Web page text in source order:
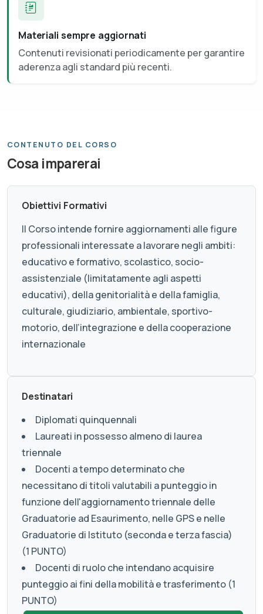
Materiali sempre aggiornati
Contenuti revisionati periodicamente per garantire
aderenza agli standard più recenti.
CONTENUTO DEL CORSO
Cosa imparerai
Obiettivi Formativi
Il Corso intende fornire aggiornamenti alle figure
professionali interessate a lavorare negli ambiti:
educativo e formativo, scolastico, socio-
assistenziale (limitatamente agli aspetti
educativi), della genitorialità e della famiglia,
culturale, giudiziario, ambientale, sportivo-
motorio, dell’integrazione e della cooperazione
internazionale
Destinatari
Diplomati quinquennali
Laureati in possesso almeno di laurea
triennale
Docenti a tempo determinato che
necessitano di titoli valutabili a punteggio in
funzione dell'aggiornamento triennale delle
Graduatorie ad Esaurimento, nelle GPS e nelle
Graduatorie di Istituto (seconda e terza fascia)
(1 PUNTO)
Docenti di ruolo che intendano acquisire
punteggio ai fini della mobilità e trasferimento (1
PUNTO)